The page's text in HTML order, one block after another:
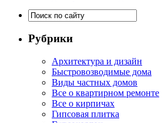
Рубрики
Архитектура и дизайн
Быстровозводимые дома
Виды частных домов
Все о квартирном ремонте
Все о кирпичах
Гипсовая плитка